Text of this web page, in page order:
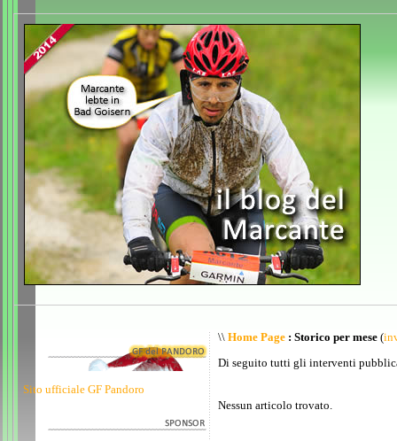
Sito ufficiale GF Pandoro
\\ Home Page : Storico per mese (
Di seguito tutti gli interventi
Nessun articolo trovato.